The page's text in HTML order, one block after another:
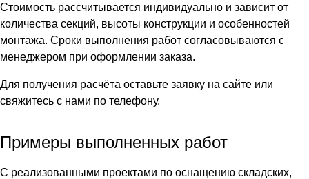
Стоимость рассчитывается индивидуально и зависит от
количества секций, высоты конструкции и особенностей
монтажа. Сроки выполнения работ согласовываются с
менеджером при оформлении заказа.
Для получения расчёта оставьте заявку на сайте или
свяжитесь с нами по телефону.
Примеры выполненных работ
С реализованными проектами по оснащению складских,